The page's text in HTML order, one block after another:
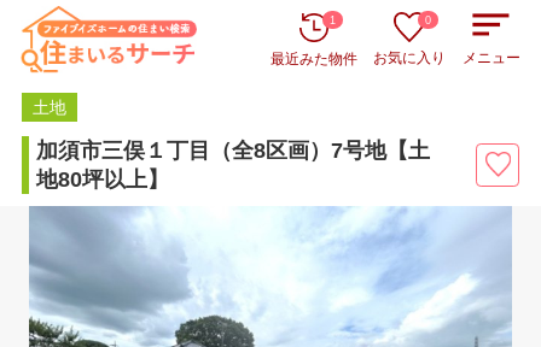
最近みた物件
1
お気に入り
0
メニュー
土地
加須市三俣１丁目（全8区画）7号地【土
地80坪以上】